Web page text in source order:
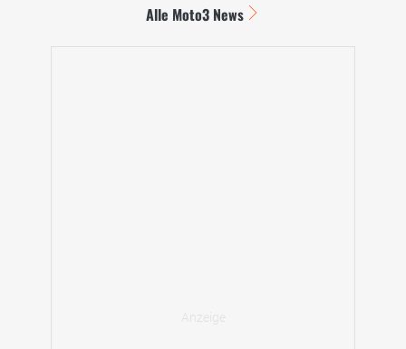
Alle Moto3 News